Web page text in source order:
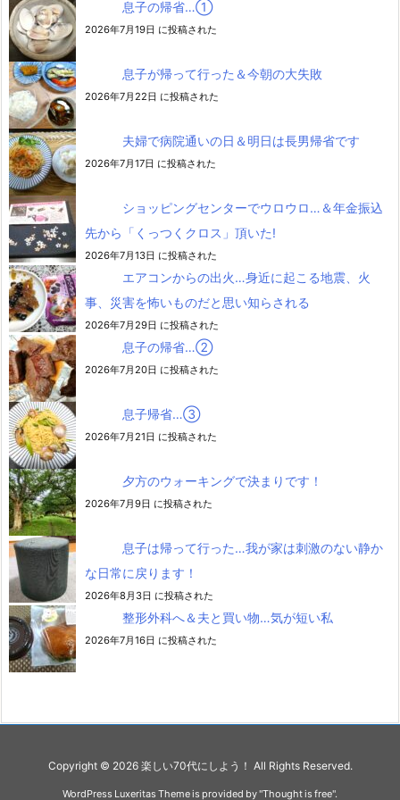
息子の帰省…➀
2026年7月19日 に投稿された
息子が帰って行った＆今朝の大失敗
2026年7月22日 に投稿された
夫婦で病院通いの日＆明日は長男帰省です
2026年7月17日 に投稿された
ショッピングセンターでウロウロ…＆年金振込
先から「くっつくクロス」頂いた!
2026年7月13日 に投稿された
エアコンからの出火…身近に起こる地震、火
事、災害を怖いものだと思い知らされる
2026年7月29日 に投稿された
息子の帰省…②
2026年7月20日 に投稿された
息子帰省…③
2026年7月21日 に投稿された
夕方のウォーキングで決まりです！
2026年7月9日 に投稿された
息子は帰って行った…我が家は刺激のない静か
な日常に戻ります！
2026年8月3日 に投稿された
整形外科へ＆夫と買い物…気が短い私
2026年7月16日 に投稿された
Copyright © 2026 楽しい70代にしよう！ All Rights Reserved.
WordPress Luxeritas Theme is provided by "Thought is free".